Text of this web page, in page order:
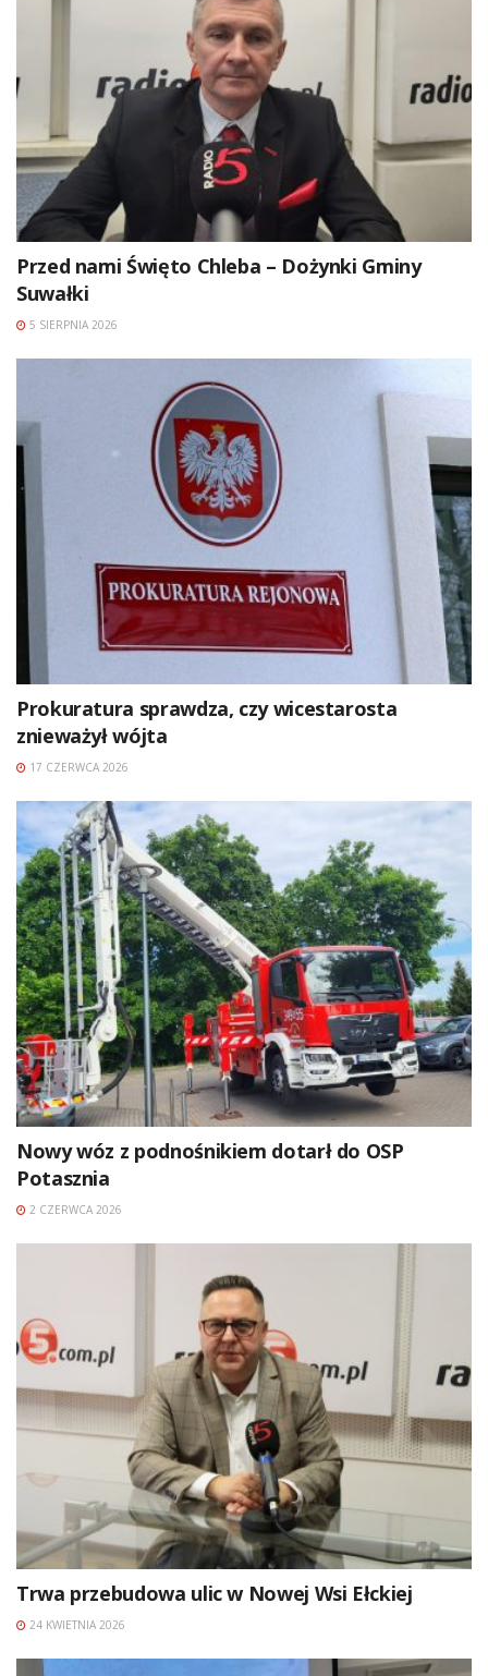
Przed nami Święto Chleba – Dożynki Gminy
Suwałki
5 SIERPNIA 2026
Prokuratura sprawdza, czy wicestarosta
znieważył wójta
17 CZERWCA 2026
Nowy wóz z podnośnikiem dotarł do OSP
Potasznia
2 CZERWCA 2026
Trwa przebudowa ulic w Nowej Wsi Ełckiej
24 KWIETNIA 2026